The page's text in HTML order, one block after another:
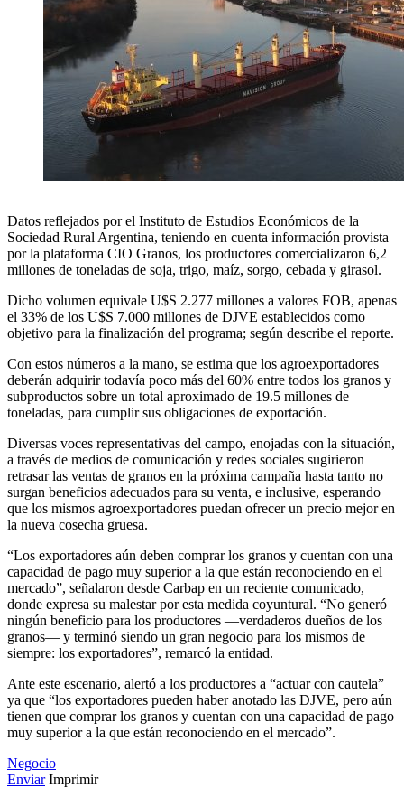
Datos reflejados por el Instituto de Estudios Económicos de la
Sociedad Rural Argentina, teniendo en cuenta información provista
por la plataforma CIO Granos, los productores comercializaron 6,2
millones de toneladas de soja, trigo, maíz, sorgo, cebada y girasol.
Dicho volumen equivale U$S 2.277 millones a valores FOB, apenas
el 33% de los U$S 7.000 millones de DJVE establecidos como
objetivo para la finalización del programa; según describe el reporte.
Con estos números a la mano, se estima que los agroexportadores
deberán adquirir todavía poco más del 60% entre todos los granos y
subproductos sobre un total aproximado de 19.5 millones de
toneladas, para cumplir sus obligaciones de exportación.
Diversas voces representativas del campo, enojadas con la situación,
a través de medios de comunicación y redes sociales sugirieron
retrasar las ventas de granos en la próxima campaña hasta tanto no
surgan beneficios adecuados para su venta, e inclusive, esperando
que los mismos agroexportadores puedan ofrecer un precio mejor en
la nueva cosecha gruesa.
“Los exportadores aún deben comprar los granos y cuentan con una
capacidad de pago muy superior a la que están reconociendo en el
mercado”, señalaron desde Carbap en un reciente comunicado,
donde expresa su malestar por esta medida coyuntural. “No generó
ningún beneficio para los productores —verdaderos dueños de los
granos— y terminó siendo un gran negocio para los mismos de
siempre: los exportadores”, remarcó la entidad.
Ante este escenario, alertó a los productores a “actuar con cautela”
ya que “los exportadores pueden haber anotado las DJVE, pero aún
tienen que comprar los granos y cuentan con una capacidad de pago
muy superior a la que están reconociendo en el mercado”.
Negocio
Enviar Imprimir